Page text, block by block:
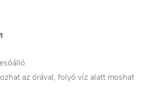
az órával, folyó víz alatt moshat